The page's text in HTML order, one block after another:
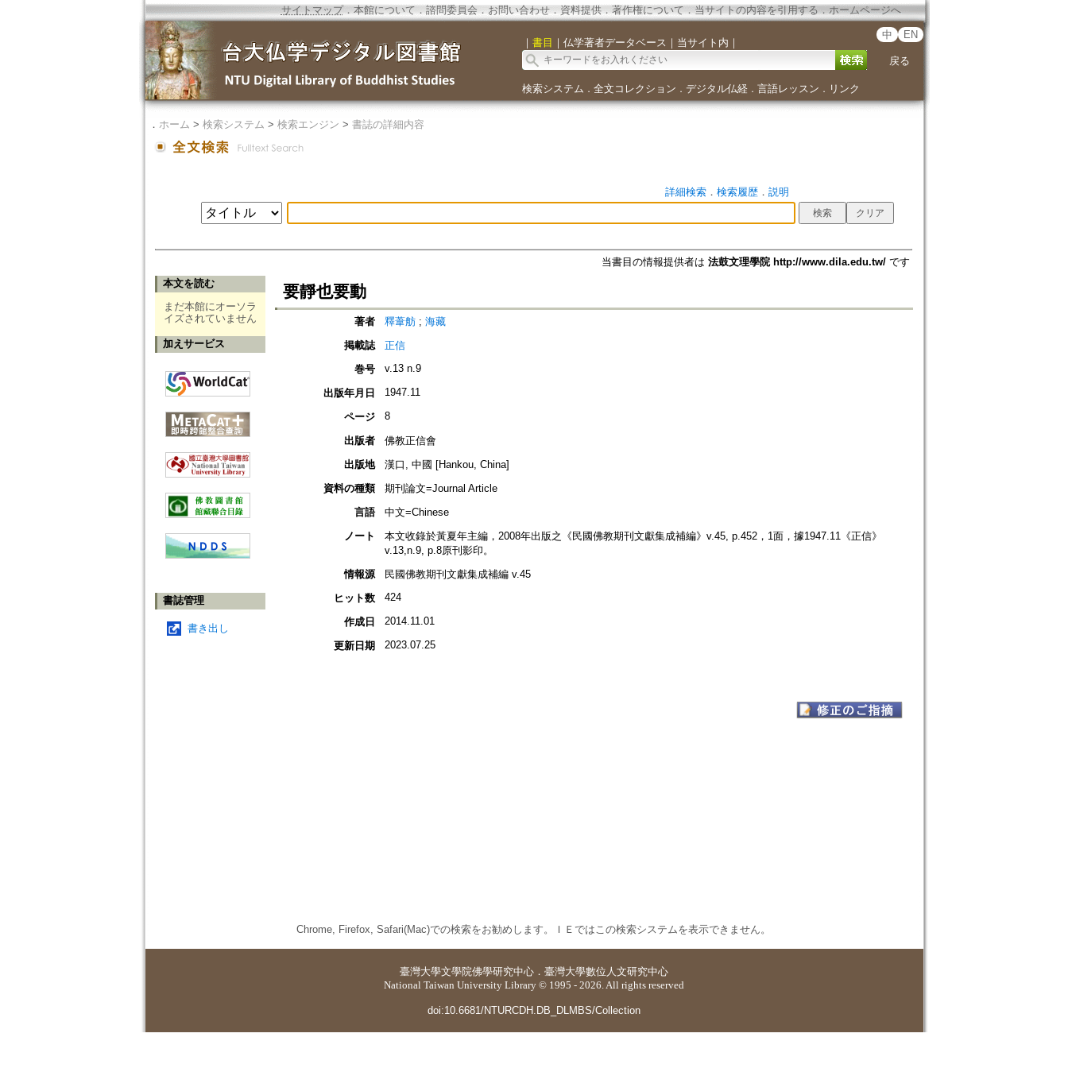
サイトマップ．本館について ． 諮問委員会． お問い合わせ． 資料提供． 著作権について．当サイトの内容を引用する ． ホームページへ
｜ 書目 ｜ 仏学著者データベース ｜ 当サイト内 ｜
中 EN
戻る
検索システム ． 全文コレクション ． デジタル仏経． 言語レッスン ． リンク
． ホーム > 検索システム > 検索エンジン > 書誌の詳細内容
詳細検索． 検索履歴． 説明
当書目の情報提供者は 法鼓文理學院 http://www.dila.edu.tw/です
本文を読む
まだ本館にオーソラ
イズされていません
加えサービス
書誌管理
書き出し
要靜也要動
著者 釋葦舫; 海藏
掲載誌
正信
巻号
v.13 n.9
出版年月日 1947.11
ページ 8
出版者
佛教正信會
出版地
漢口, 中國 [Hankou, China]
資料の種類
期刊論文=Journal Article
言語
中文=Chinese
ノート
本文收錄於黃夏年主編，2008年出版之《民國佛教期刊文獻集成補編》v.45, p.452，1面，據1947.11《正信》
v.13,n.9, p.8原刊影印。
情報源
民國佛教期刊文獻集成補編 v.45
ヒット数
424
作成日 2014.11.01
更新日期 2023.07.25
Chrome, Firefox, Safari(Mac)での検索をお勧めします。ＩＥではこの検索システムを表示できません。
臺灣大學文學院佛學研究中心 ． 臺灣大學數位人文研究中心
National Taiwan University Library © 1995 - 2026. All rights reserved
doi:10.6681/NTURCDH.DB_DLMBS/Collection